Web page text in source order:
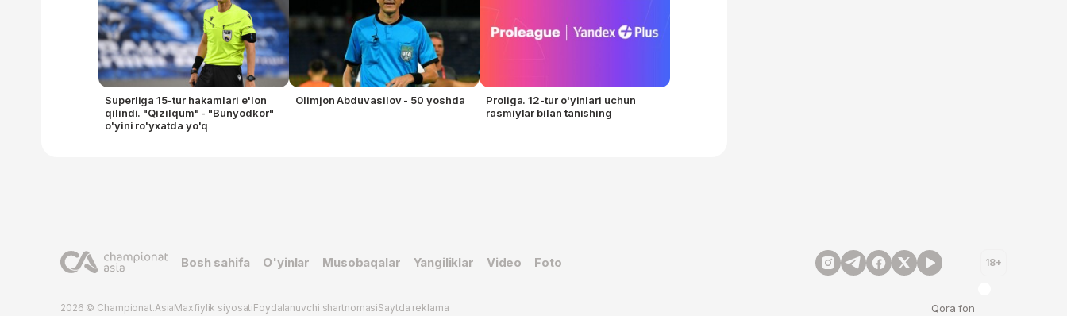
Superliga 15-tur hakamlari e'lon
qilindi. "Qizilqum" - "Bunyodkor"
o'yini ro'yxatda yo'q
Olimjon Abduvasilov - 50 yoshda
Proliga. 12-tur o'yinlari uchun
rasmiylar bilan tanishing
Bosh sahifa O'yinlar Musobaqalar Yangiliklar Video Foto 18+
2026 © Championat.AsiaMaxfiylik siyosatiFoydalanuvchi shartnomasiSaytda reklama Qora fon